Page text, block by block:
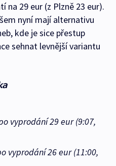
na 29 eur (z Plzně 23 eur).
nyní mají alternativu
kde je sice přestup
sehnat levnější variantu
vyprodání 29 eur (9:07,
vyprodání 26 eur (11:00,